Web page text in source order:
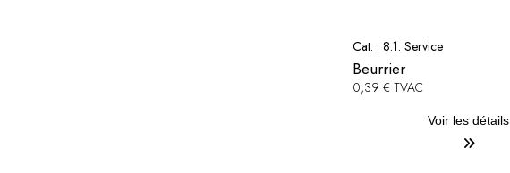
Cat. : 8.1. Service
Beurrier
0,39 € TVAC
Voir les détails